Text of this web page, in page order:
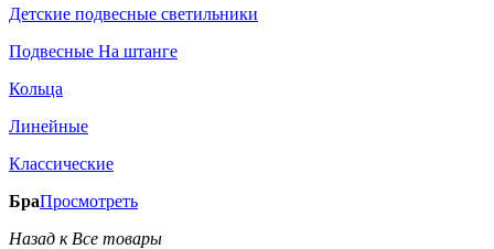
Детские подвесные светильники
Подвесные На штанге
Кольца
Линейные
Классические
БраПросмотреть
Назад к Все товары